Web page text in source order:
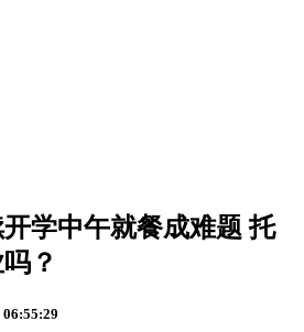
学中午就餐成难题 托
？